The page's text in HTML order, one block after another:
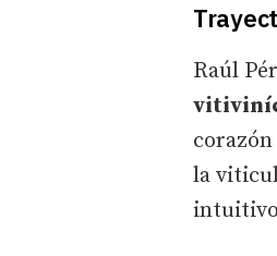
Raúl
la